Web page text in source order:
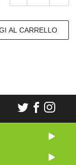
AL CARRELLO